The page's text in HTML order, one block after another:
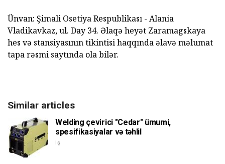
Ünvan: Şimali Osetiya Respublikası - Alania
Vladikavkaz, ul. Day 34. Əlaqə heyət Zaramagskaya
hes və stansiyasının tikintisi haqqında əlavə məlumat
tapa rəsmi saytında ola bilər.
Similar articles
Welding çevirici "Cedar" ümumi,
spesifikasiyalar və təhlil
Iş